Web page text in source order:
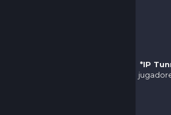
*IP